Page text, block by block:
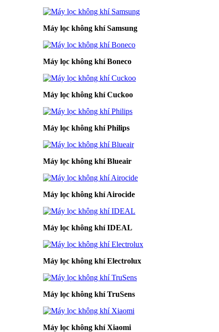
Máy lọc không khí Samsung
Máy lọc không khí Boneco
Máy lọc không khí Cuckoo
Máy lọc không khí Philips
Máy lọc không khí Blueair
Máy lọc không khí Airocide
Máy lọc không khí IDEAL
Máy lọc không khí Electrolux
Máy lọc không khí TruSens
Máy lọc không khí Xiaomi